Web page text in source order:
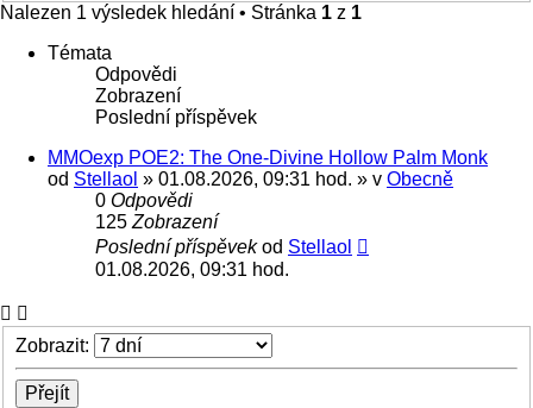
Nalezen 1 výsledek hledání • Stránka 1 z 1
Témata
Odpovědi
Zobrazení
Poslední příspěvek
MMOexp POE2: The One-Divine Hollow Palm Monk
od Stellaol » 01.08.2026, 09:31 hod. » v Obecně
0 Odpovědi
125 Zobrazení
Poslední příspěvekod Stellaol
01.08.2026, 09:31 hod.
Zobrazit: